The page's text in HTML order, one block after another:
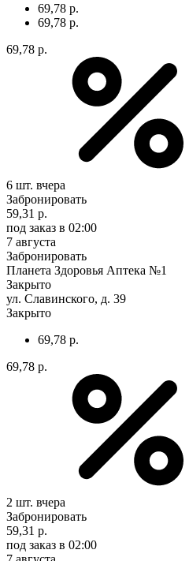
69,78 р.
69,78 р.
69,78 р.
6 шт. вчера
Забронировать
59,31 р.
под заказ в 02:00
7 августа
Забронировать
Планета Здоровья Аптека №1
Закрыто
ул. Славинского, д. 39
Закрыто
69,78 р.
69,78 р.
2 шт. вчера
Забронировать
59,31 р.
под заказ в 02:00